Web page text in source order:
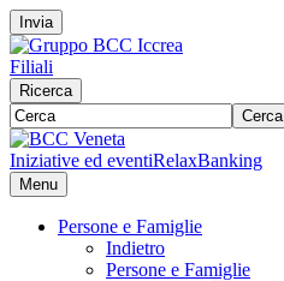
Invia
Filiali
Ricerca
Cerca
Iniziative ed eventiRelaxBanking
Menu
Persone e Famiglie
Indietro
Persone e Famiglie